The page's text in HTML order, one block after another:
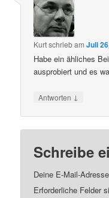
KurtschriebamJuli
Habe ein ähliches
ausprobiert und es
Antworten ↓
Schreibe
Deine E-Mail-
Erforderliche Felder